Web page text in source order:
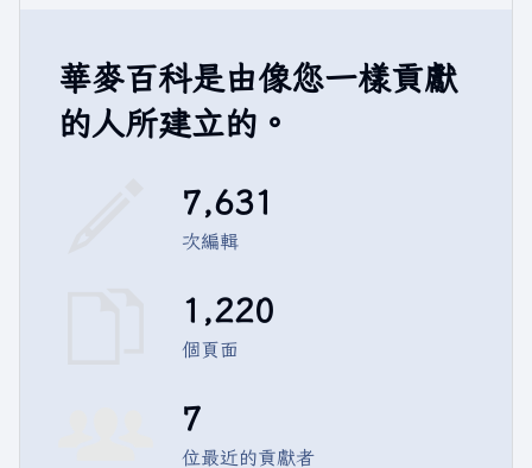
華麥百科是由像您一樣貢獻
的人所建立的。
7,631
次編輯
1,220
個頁面
7
位最近的貢獻者